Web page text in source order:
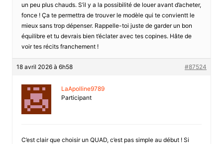
un peu plus chauds. S’il y a la possibilité de louer avant d’acheter,
fonce ! Ça te permettra de trouver le modèle qui te convientt le
mieux sans trop dépenser. Rappelle-toi juste de garder un bon
équilibre et tu devrais bien t’éclater avec tes copines. Hâte de
voir tes récits franchement !
18 avril 2026 à 6h58 #87524
LaApolline9789
Participant
C’est clair que choisir un QUAD, c’est pas simple au début ! Si